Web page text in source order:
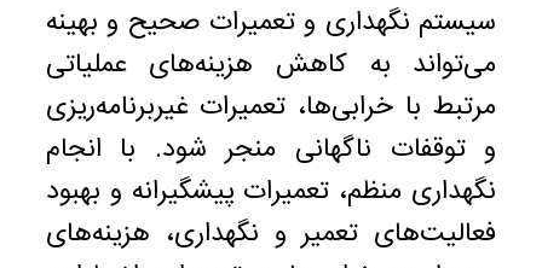
سیستم نگهداری و تعمیرات صحیح و بهینه
می‌تواند به کاهش هزینه‌های عملیاتی
مرتبط با خرابی‌ها، تعمیرات غیربرنامه‌ریزی
و توقفات ناگهانی منجر شود. با انجام
نگهداری منظم، تعمیرات پیشگیرانه و بهبود
فعالیت‌های تعمیر و نگهداری، هزینه‌های